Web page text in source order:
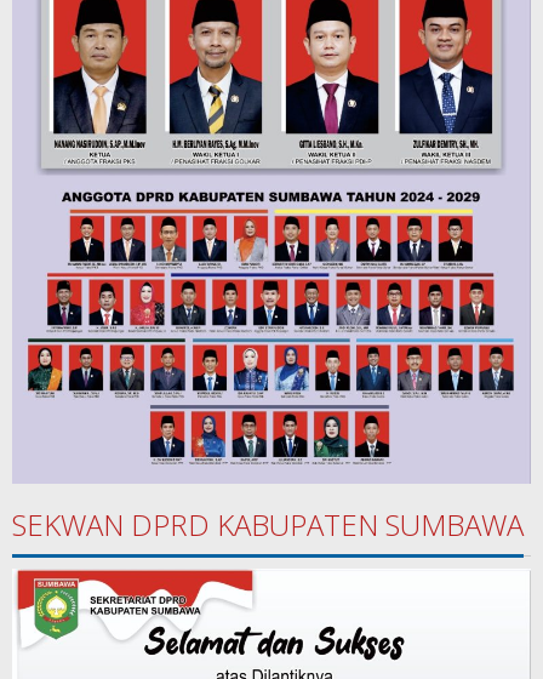
SEKWAN DPRD KABUPATEN SUMBAWA